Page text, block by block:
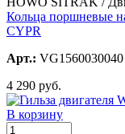
Кольца поршневые
CYPR
Арт.: VG1560030040
4 290 руб.
В корзину